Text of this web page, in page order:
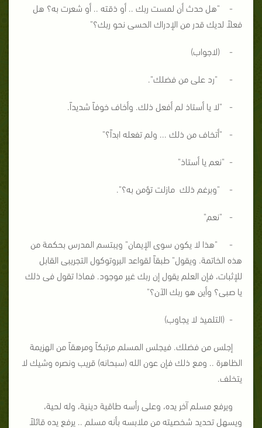
- "هل حدث أن لمست ربك .. أو ذقته .. أو شعرت به؟ هل
فعلاً لديك قدر من الإدراك الحسى نحو ربك؟"
- (لاجواب)
- "رد على من فضلك".
- "لا يا أستاذ لم أفعل ذلك. وأخاف خوفاً شديداً.
- "أتخاف من ذلك ... ولم تفعله ابداً؟"
- "نعم يا أستاذ"
- "وبرغم ذلك مازلت تؤمن به؟".
- "نعم"
- "هذا لا يكون سوى الإيمان" ويبتسم المدرس بحكمة من
هذه الخاتمة. ويقول" طبقاً لقواعد البروتوكول التجريبى القابل
للإثبات، فإن العلم يقول إن ربك غير موجود. فماذا تقول فى ذلك
يا صبى؟ وأين هو ربك الآن؟"
- (التلميذ لا يجاوب)
إجلس من فضلك. فيجلس المسلم مرتبكاً ومرهقاً من الهزيمة
الظاهرة .. ومع ذلك فإن عون الله (سبحانه) قريب ونصره وشيك لا
يتخلف.
ويرفع مسلم آخر يده، وعلى رأسه طاقية دينية، وله لحية،
ويسهل تحديد شخصيته من ملابسه بأنه مسلم .. يرفع يده قائلاً